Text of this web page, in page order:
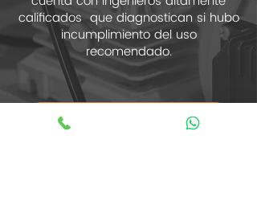
calificados que diagnostican si hubo
incumplimiento del uso
recomendado.
Garantía de Ventas